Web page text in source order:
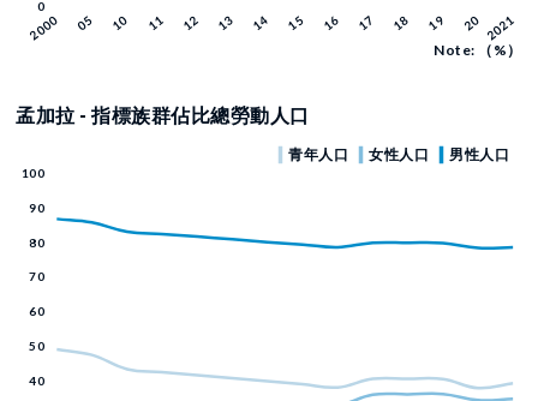
Note: （%）
孟加拉 - 指標族群佔比總勞動人口